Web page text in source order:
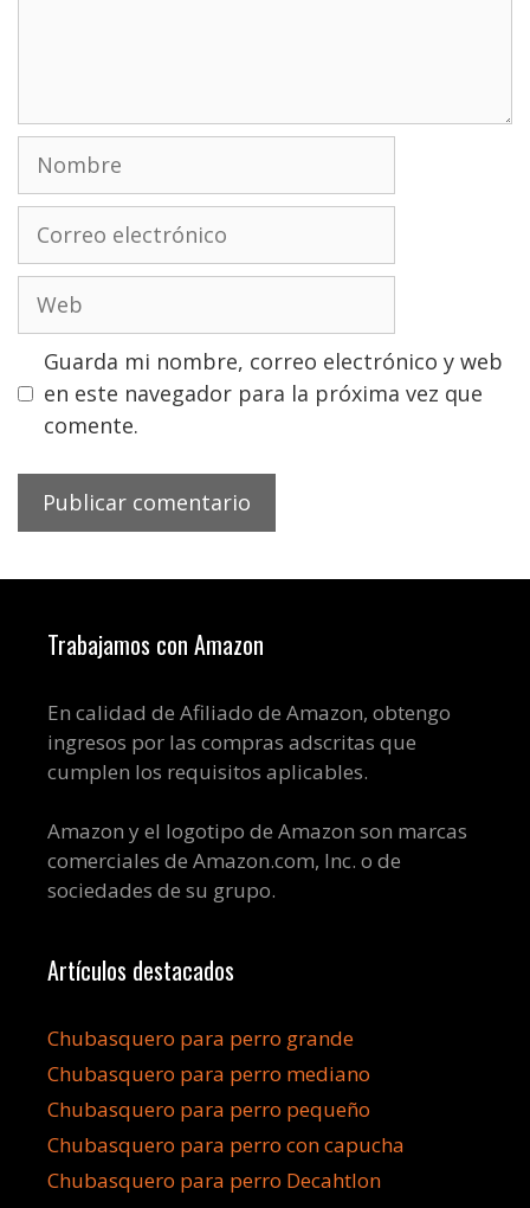
Nombre
electrónico
Guarda mi nombre, correo electrónico y web
en este navegador para la próxima vez que
comente.
Trabajamos con Amazon
En calidad de Afiliado de Amazon, obtengo
ingresos por las compras adscritas que
cumplen los requisitos aplicables.
Amazon y el logotipo de Amazon son marcas
comerciales de Amazon.com, Inc. o de
sociedades de su grupo.
Artículos destacados
Chubasquero para perro grande
Chubasquero para perro mediano
Chubasquero para perro pequeño
Chubasquero para perro con capucha
Chubasquero para perro Decahtlon